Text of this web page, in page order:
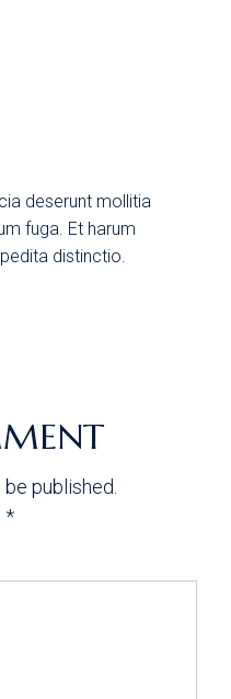
deserunt mollitia
fuga. Et harum
distinctio.
published.
*